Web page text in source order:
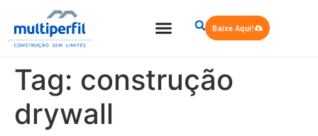
Baixe Aqui!
Tag: construção
drywall